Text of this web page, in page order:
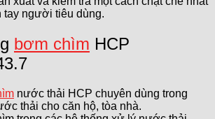
tay người tiêu dùng.
bơm chìm HCP
nước thải HCP chuyên dùng trong
thải cho căn hộ, tòa nhà.